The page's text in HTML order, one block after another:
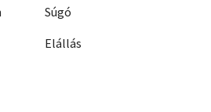
Súgó
Elállás